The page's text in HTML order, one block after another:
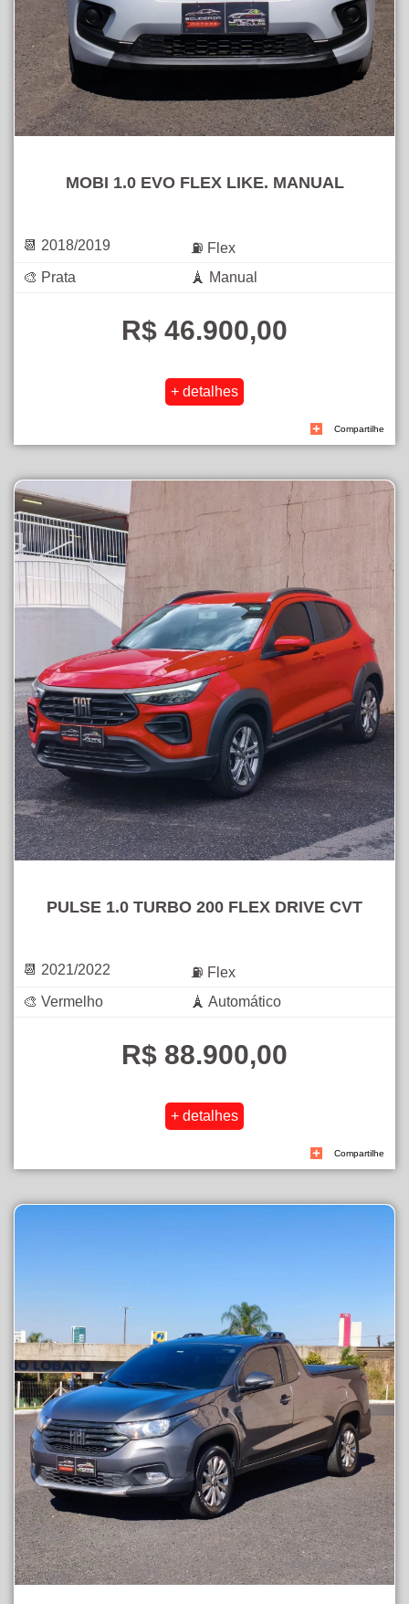
MOBI 1.0 EVO FLEX LIKE. MANUAL
📆 2018/2019
⛽ Flex
🎨 Prata
🗼 Manual
R$ 46.900,00
Compartilhe
PULSE 1.0 TURBO 200 FLEX DRIVE CVT
📆 2021/2022
⛽ Flex
🎨 Vermelho
🗼 Automático
R$ 88.900,00
Compartilhe